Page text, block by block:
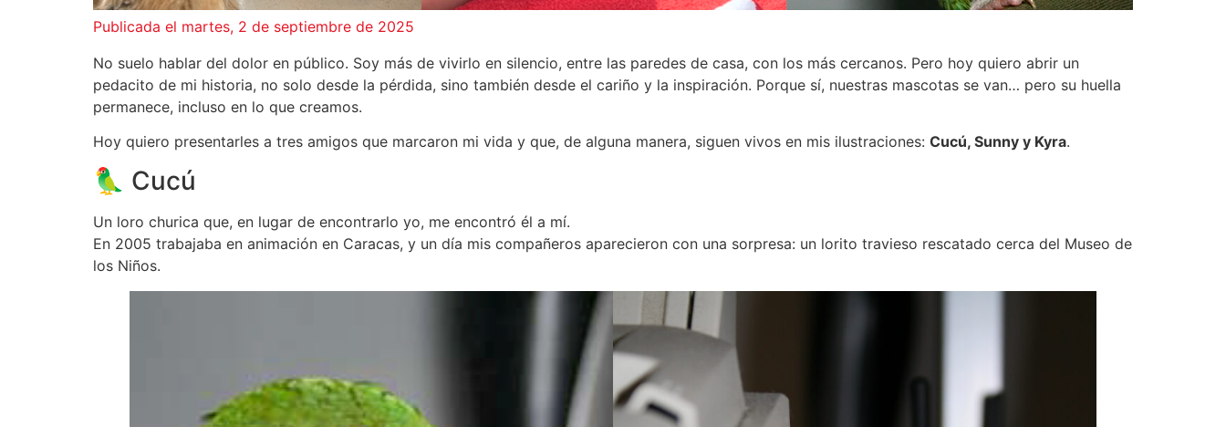
Publicada el martes, 2 de septiembre de 2025
No suelo hablar del dolor en público. Soy más de vivirlo en silencio, entre las paredes de casa, con los más cercanos. Pero hoy quiero abrir un
pedacito de mi historia, no solo desde la pérdida, sino también desde el cariño y la inspiración. Porque sí, nuestras mascotas se van… pero su huella
permanece, incluso en lo que creamos.
Hoy quiero presentarles a tres amigos que marcaron mi vida y que, de alguna manera, siguen vivos en mis ilustraciones: Cucú, Sunny y Kyra.
🦜 Cucú
Un loro churica que, en lugar de encontrarlo yo, me encontró él a mí.
En 2005 trabajaba en animación en Caracas, y un día mis compañeros aparecieron con una sorpresa: un lorito travieso rescatado cerca del Museo de
los Niños.